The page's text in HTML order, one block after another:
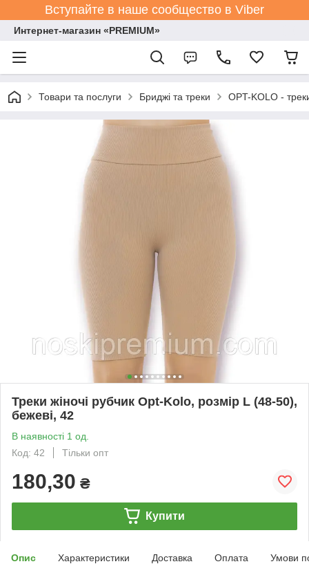
Вступайте в наше сообщество в Viber
Интернет-магазин «PREMIUM»
Товари та послуги Бриджі та треки OPT-KOLO -
Треки жіночі рубчик Opt-Kolo, розмір L (48-50),
бежеві, 42
В наявності 1 од.
Код: 42
Тільки опт
180,30 ₴
Купити
Опис Характеристики Доставка Оплата Умови